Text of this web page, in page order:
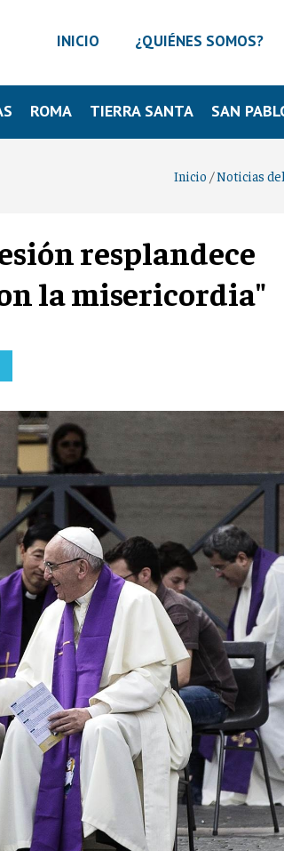
INICIO ¿QUIÉNES SOMOS?
ROMA TIERRA SANTA SAN
Inicio /Noticias
resplandece
la misericordia"